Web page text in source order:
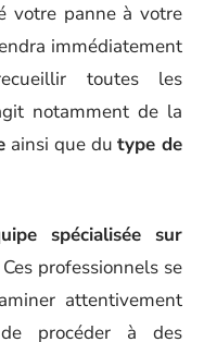
votre panne à votre
immédiatement
toutes les
notamment de la
ainsi que dutype de
spécialisée sur
professionnels se
attentivement
procéder à des